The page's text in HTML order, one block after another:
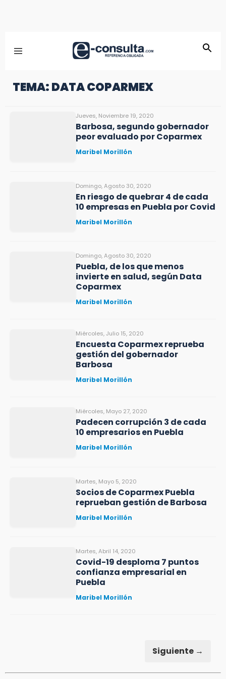
TEMA: DATA COPARMEX
Jueves, Noviembre 19, 2020
Barbosa, segundo gobernador
peor evaluado por Coparmex
Maribel Morillón
Domingo, Agosto 30, 2020
En riesgo de quebrar 4 de cada
10 empresas en Puebla por Covid
Maribel Morillón
Domingo, Agosto 30, 2020
Puebla, de los que menos
invierte en salud, según Data
Coparmex
Maribel Morillón
Miércoles, Julio 15, 2020
Encuesta Coparmex reprueba
gestión del gobernador
Barbosa
Maribel Morillón
Miércoles, Mayo 27, 2020
Padecen corrupción 3 de cada
10 empresarios en Puebla
Maribel Morillón
Martes, Mayo 5, 2020
Socios de Coparmex Puebla
reprueban gestión de Barbosa
Maribel Morillón
Martes, Abril 14, 2020
Covid-19 desploma 7 puntos
confianza empresarial en
Puebla
Maribel Morillón
Siguiente →